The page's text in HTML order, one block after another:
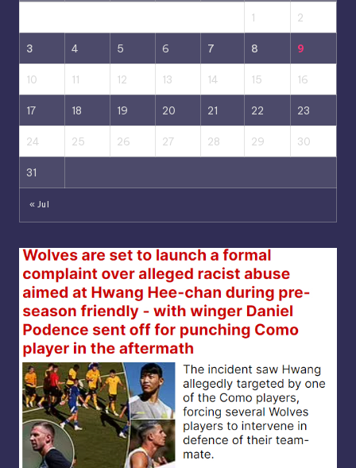
1 2
3 4 5 6 7 8 9
10 11 12 13 14 15 16
17 18 19 20 21 22 23
24 25 26 27 28 29 30
31
« Jul